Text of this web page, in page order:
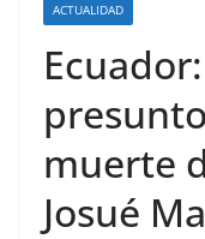
ACTUALIDAD
muerte
Josué